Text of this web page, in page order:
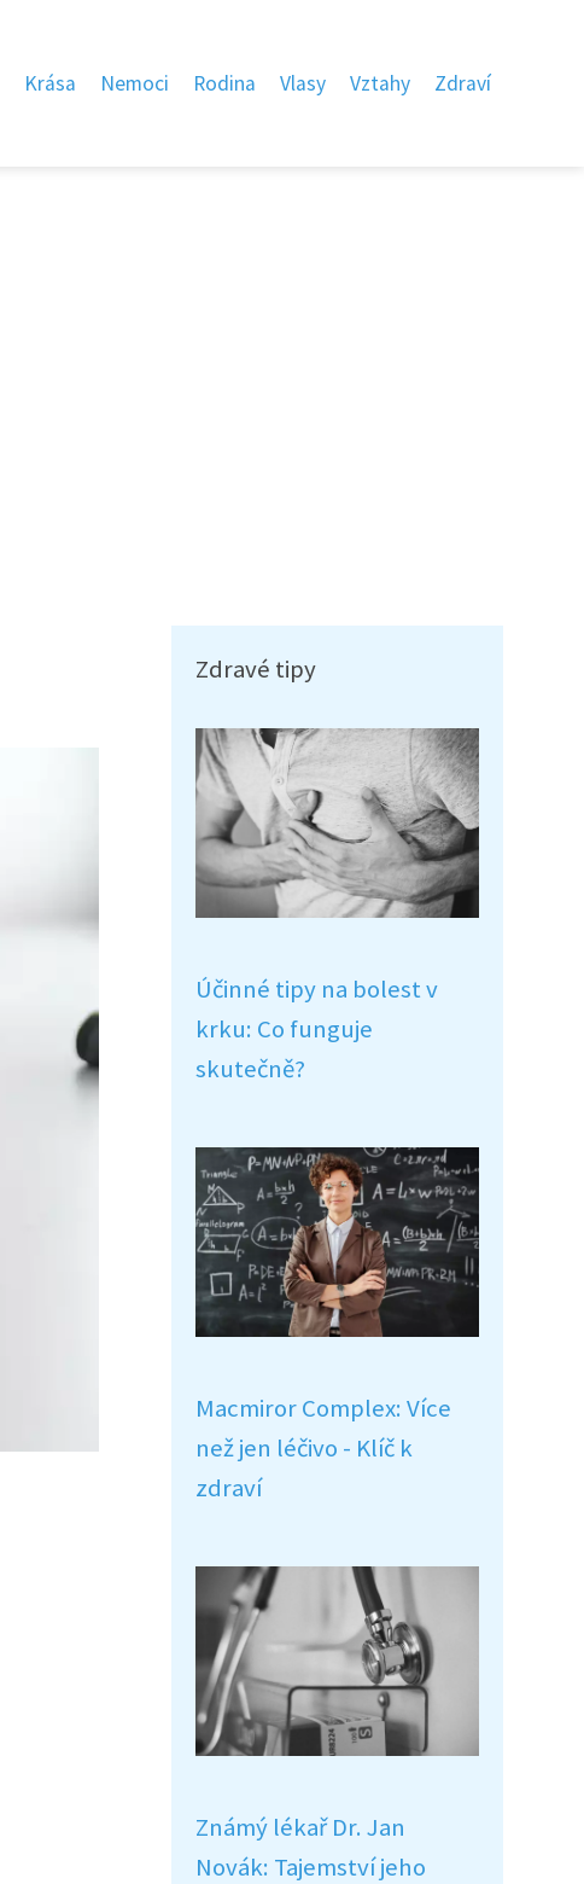
Krása Nemoci Rodina Vlasy Vztahy Zdraví
Zdravé tipy
Účinné tipy na bolest v
krku: Co funguje
skutečně?
Macmiror Complex: Více
než jen léčivo - Klíč k
zdraví
Známý lékař Dr. Jan
Novák: Tajemství jeho